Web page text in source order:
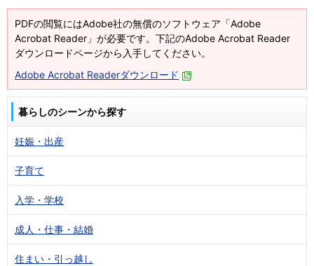
PDFの閲覧にはAdobe社の無償のソフトウェア「Adobe
Acrobat Reader」が必要です。下記のAdobe Acrobat Reader
ダウンロードページから入手してください。
Adobe Acrobat Readerダウンロード
暮らしのシーンから探す
妊娠・出産
子育て
入学・学校
成人・仕事・結婚
住まい・引っ越し